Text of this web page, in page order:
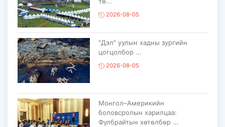
2026-08-05
"Дэл" уулын хадны зургийн
цогцолбор ...
2026-08-05
Монгол–Америкийн
боловсролын харилцаа:
Фулбрайтын хөтөлбөр ...